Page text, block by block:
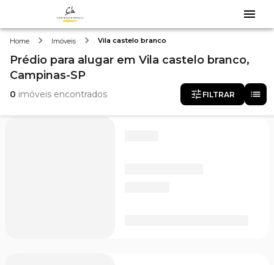
Home Imóveis Vila castelo branco
Prédio para alugar em Vila castelo branco,
Campinas-SP
0 imóveis encontrados FILTRAR